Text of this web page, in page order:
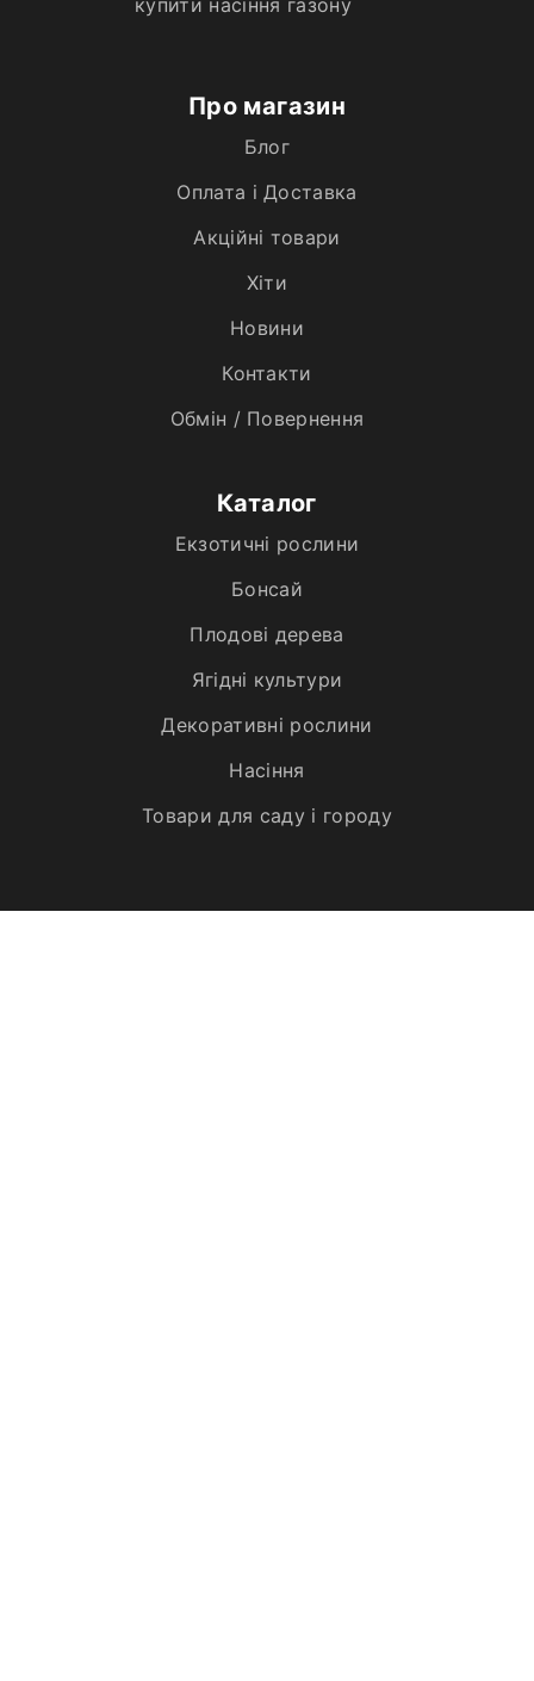
Про магазин
Блог
Оплата і Доставка
Акційні товари
Хiти
Новини
Контакти
Обмін / Повернення
Каталог
Екзотичні рослини
Бонсай
Плодові дерева
Ягідні культури
Декоративні рослини
Насіння
Товари для саду і городу